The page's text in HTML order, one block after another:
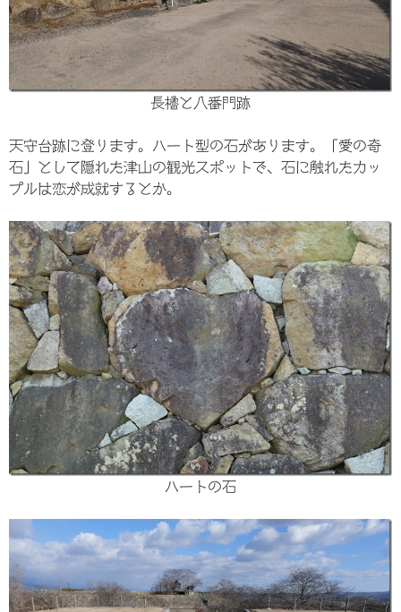
長櫓と八番門跡
天守台跡に登ります。ハート型の石があります。「愛の奇
石」として隠れた津山の観光スポットで、石に触れたカッ
プルは恋が成就するとか。
ハートの石